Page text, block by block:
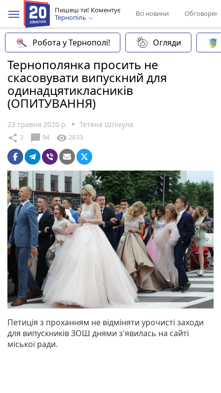
Пишеш ти! Коментує
Тернопіль
Всі новини
Робота у Тернополі! Огляди
Тернополянка просить не
скасовувати випускний для
одинадцятикласників
(ОПИТУВАННЯ)
23 травня 2020 р. Тетяна Шпікула
share 3 chat_bubble 94 visibility 2833
Петиція з проханням не відміняти урочисті заходи
для випускників ЗОШ днями з'явилась на сайті
міської ради.